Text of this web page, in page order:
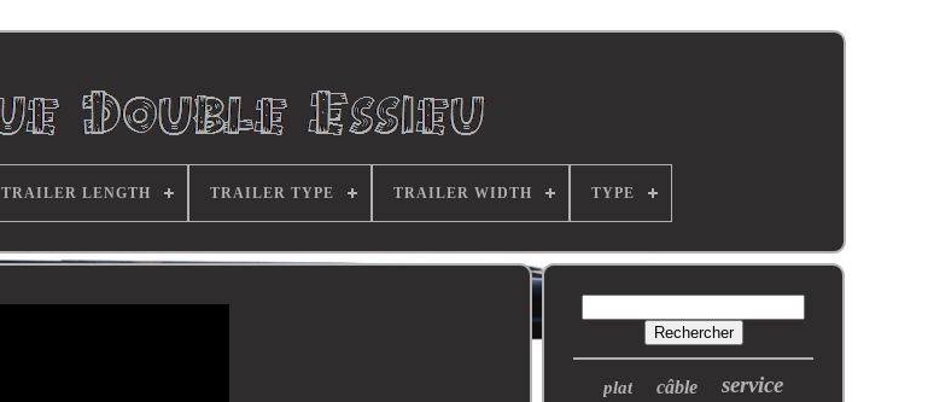
TRAILER LENGTH TRAILER TYPE TRAILER WIDTH TYPE
plat câble service